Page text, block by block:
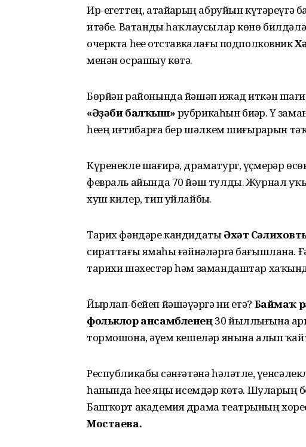
Ир-егеттең, атайҙарҙың абруйын
итәбеҙ. Ватанды һаҡлаусылар көнө
очеркта һеҙҙе отставкалағы подполковник
менән осрашыу көтә.
Бөрйән районында йәшәп ижад иткән
«Әҙәби балҡыш»рубрикаһын биҙәр. Үҙ
һеҙҙең иғтибарға бер шәлкем шиғырҙарын
Күренекле шағирә, драматург, үҫмерҙәр
февраль айында 70 йәш тулды. Журнал
хуш килер, тип уйлайбыҙ.
Тарих фәндәре кандидатыӘхәт
сираттағы яҙмаһы ғәйнәләргә бағышлана.
тарихи шәхестәр һәм замандаштар
Йырлап-бейеп йәшәүҙәргә ни етә? Баймаҡ
фольклор ансамбленең30 йыллығына
тормошона, әүҙем кешеләр янына алып
Республикабыҙ сәнғәтәнә һәләтле,
һанында һеҙҙе яңы исемдәр көтә.
Башҡорт академия драма театрының
Мостаева.